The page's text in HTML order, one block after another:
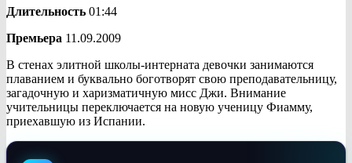
Длительность 01:44
Премьера 11.09.2009
В стенах элитной школы-интерната девочки занимаются
плаванием и буквально боготворят свою преподавательницу,
загадочную и харизматичную мисс Джи. Внимание
учительницы переключается на новую ученицу Фиамму,
приехавшую из Испании.